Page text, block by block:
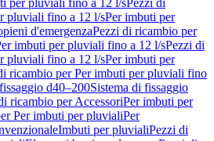
per pluviali fino a 12 l/sPezzi di
pluviali fino a 12 l/sPer imbuti per
d'emergenzaPezzi di ricambio per
imbuti per pluviali fino a 12 l/sPezzi di
pluviali fino a 12 l/sPer imbuti per
ricambio per Per imbuti per pluviali fino
d40–200Sistema di fissaggio
ricambio per AccessoriPer imbuti per
Per imbuti per pluvialiPer
Imbuti per pluvialiPezzi di